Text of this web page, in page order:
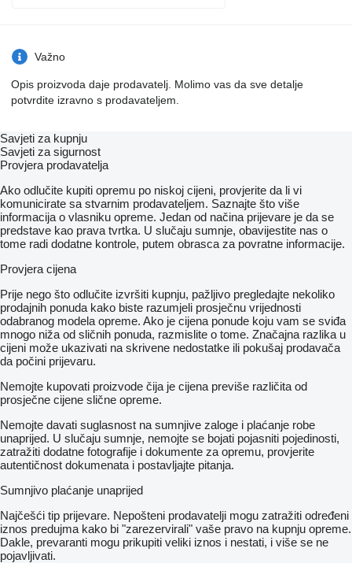
Važno
Opis proizvoda daje prodavatelj. Molimo vas da sve detalje
potvrdite izravno s prodavateljem.
Savjeti za kupnju
Savjeti za sigurnost
Provjera prodavatelja
Ako odlučite kupiti opremu po niskoj cijeni, provjerite da li vi
komunicirate sa stvarnim prodavateljem. Saznajte što više
informacija o vlasniku opreme. Jedan od načina prijevare je da se
predstave kao prava tvrtka. U slučaju sumnje, obavijestite nas o
tome radi dodatne kontrole, putem obrasca za povratne informacije.
Provjera cijena
Prije nego što odlučite izvršiti kupnju, pažljivo pregledajte nekoliko
prodajnih ponuda kako biste razumjeli prosječnu vrijednosti
odabranog modela opreme. Ako je cijena ponude koju vam se sviđa
mnogo niža od sličnih ponuda, razmislite o tome. Značajna razlika u
cijeni može ukazivati ​​na skrivene nedostatke ili pokušaj prodavača
da počini prijevaru.
Nemojte kupovati proizvode čija je cijena previše različita od
prosječne cijene slične opreme.
Nemojte davati suglasnost na sumnjive zaloge i plaćanje robe
unaprijed. U slučaju sumnje, nemojte se bojati pojasniti pojedinosti,
zatražiti dodatne fotografije i dokumente za opremu, provjerite
autentičnost dokumenata i postavljajte pitanja.
Sumnjivo plaćanje unaprijed
Najčešći tip prijevare. Nepošteni prodavatelji mogu zatražiti određeni
iznos predujma kako bi "zarezervirali" vaše pravo na kupnju opreme.
Dakle, prevaranti mogu prikupiti veliki iznos i nestati, i više se ne
pojavljivati.